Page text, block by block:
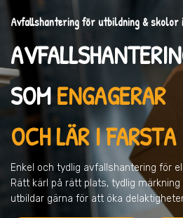
Avfallshantering för utbildning & skolor
SOMENGAGERAR
OCH LÄR I FARSTA
Enkel och tydlig avfallshantering för
Rätt kärl på rätt plats, tydlig
utbildar gärna för att öka